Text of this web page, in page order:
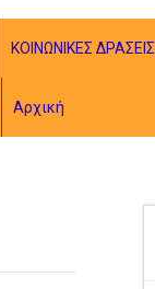
ΚΟΙΝΩΝΙΚΕΣ ΔΡΑΣΕΙΣ
Αρχική